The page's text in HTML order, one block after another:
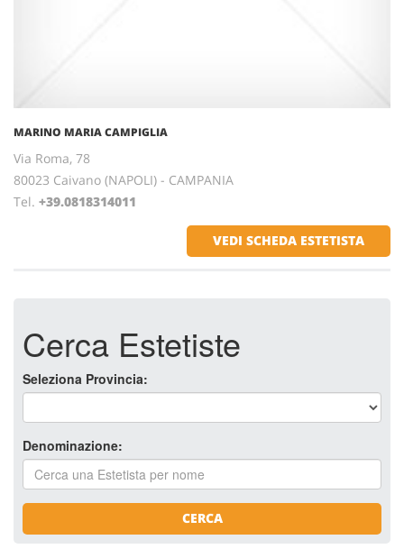
MARINO MARIA CAMPIGLIA
Via Roma, 78
80023 Caivano (NAPOLI) - CAMPANIA
Tel. +39.0818314011
VEDI SCHEDA ESTETISTA
Cerca Estetiste
Seleziona Provincia:
Denominazione:
CERCA